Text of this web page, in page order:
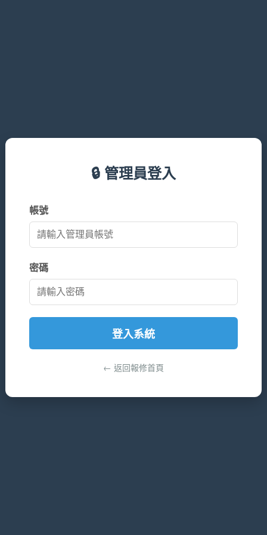
🔒 管理員登入
帳號
密碼
登入系統
← 返回報修首頁